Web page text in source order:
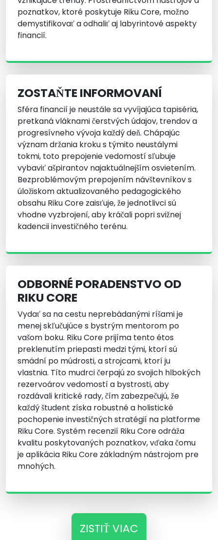
poznatkov, ktoré poskytuje Riku Core, možno
demystifikovať a odhaliť aj labyrintové aspekty
financií.
ZOSTAŇTE INFORMOVANÍ
Sféra financií je neustále sa vyvíjajúca tapiséria,
pretkaná vláknami čerstvých údajov, trendov a
progresívneho vývoja každý deň. Chápajúc
význam držania kroku s týmito neustálymi
tokmi, toto prepojenie vedomostí sľubuje
vybaviť ašpirantov najaktuálnejším osvietením.
Bezproblémovým prepojením návštevníkov s
úložiskom aktualizovaného pedagogického
obsahu Riku Core zaisťuje, že jednotlivci sú
vhodne vyzbrojení, aby kráčali popri svižnej
kadencii investičného terénu.
ODBORNÉ PORADENSTVO OD
RIKU CORE
Vydať sa na cestu neprebádanými ríšami je
menej skľučujúce s bystrým mentorom po
vašom boku. Riku Core prijíma tento étos
preklenutím priepasti medzi tými, ktorí sú
smädní po múdrosti, a strojcami, ktorí ju
vlastnia. Títo mudrci čerpajú zo svojich hlbokých
rezervoárov vedomostí a bystrosti, aby
rozdávali kritické rady, čím zabezpečujú, že
každý študent získa robustné a holistické
pochopenie investičných stratégií na platforme
Riku Core. Systém recenzií Riku Core odráža
kvalitu poskytovaných poznatkov, vďaka čomu
je aplikácia Riku Core základným nástrojom pre
mnohých.
ZISTIŤ VIAC